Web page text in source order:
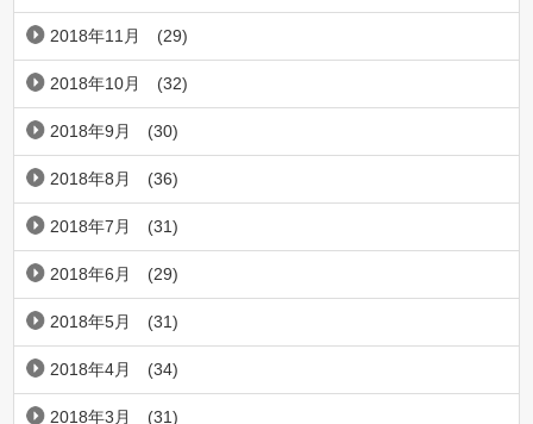
2018年11月 (29)
2018年10月 (32)
2018年9月 (30)
2018年8月 (36)
2018年7月 (31)
2018年6月 (29)
2018年5月 (31)
2018年4月 (34)
2018年3月 (31)